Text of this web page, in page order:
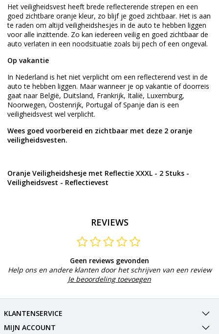
Het veiligheidsvest heeft brede reflecterende strepen en een
goed zichtbare oranje kleur, zo blijf je goed zichtbaar. Het is aan
te raden om altijd veiligheidshesjes in de auto te hebben liggen
voor alle inzittende. Zo kan iedereen veilig en goed zichtbaar de
auto verlaten in een noodsituatie zoals bij pech of een ongeval.
Op vakantie
In Nederland is het niet verplicht om een reflecterend vest in de
auto te hebben liggen. Maar wanneer je op vakantie of doorreis
gaat naar België, Duitsland, Frankrijk, Italië, Luxemburg,
Noorwegen, Oostenrijk, Portugal of Spanje dan is een
veiligheidsvest wel verplicht.
Wees goed voorbereid en zichtbaar met deze 2 oranje
veiligheidsvesten.
Oranje Veiligheidshesje met Reflectie XXXL - 2 Stuks -
Veiligheidsvest - Reflectievest
REVIEWS
Geen reviews gevonden
Help ons en andere klanten door het schrijven van een review
Je beoordeling toevoegen
KLANTENSERVICE
MIJN ACCOUNT